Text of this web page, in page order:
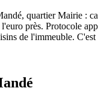
quartier Mairie :
près. Protocole
de l'immeuble.